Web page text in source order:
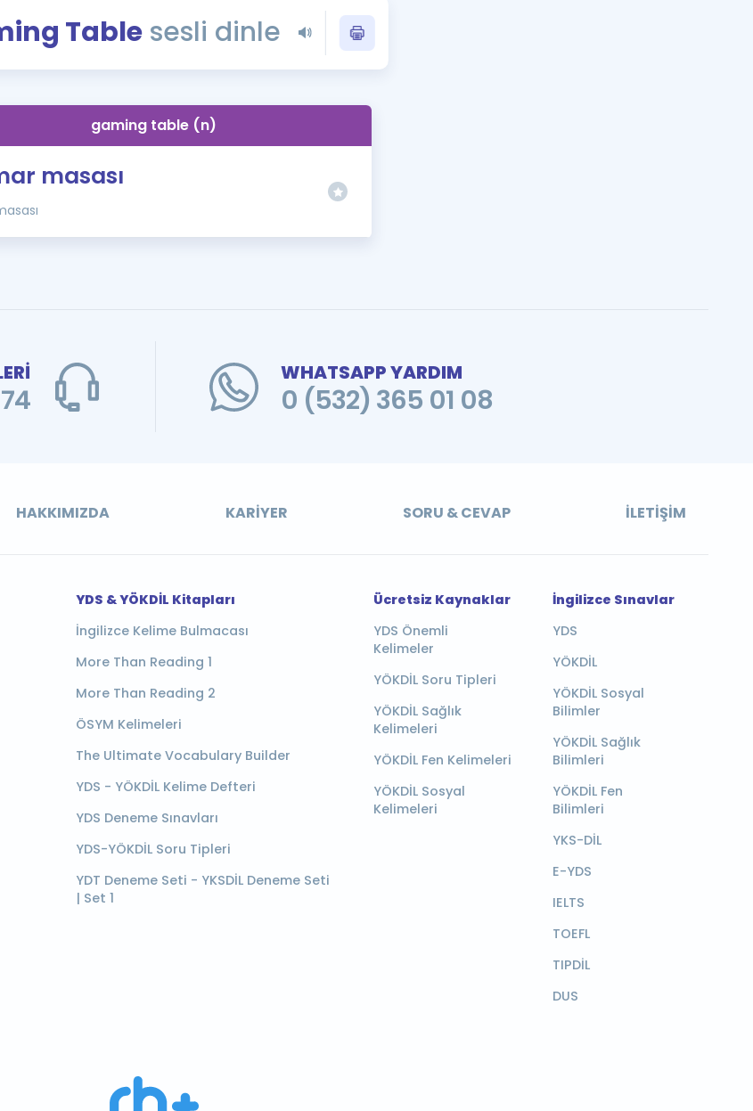
YDS - YÖKDİL Tüm Sınavlarla İlgili Haberler
İngilizce Gramer
İngilizce Gramer ve Konu Anlatımı
Tablesesli dinle
gaming table (n)
masası
WHATSAPP YARDIM
0 (532) 365 01 08
HAKKIMIZDA KARIYER SORU & CEVAP İLETIŞIM
YDS & YÖKDİL Kitapları
İngilizce Kelime Bulmacası
More Than Reading 1
More Than Reading 2
ÖSYM Kelimeleri
The Ultimate Vocabulary Builder
YDS - YÖKDİL Kelime Defteri
YDS Deneme Sınavları
YDS-YÖKDİL Soru Tipleri
YDT Deneme Seti - YKSDİL Deneme Seti
| Set 1
Ücretsiz Kaynaklar
YDS Önemli
Kelimeler
YÖKDİL Soru Tipleri
YÖKDİL Sağlık
Kelimeleri
YÖKDİL Fen Kelimeleri
YÖKDİL Sosyal
Kelimeleri
İngilizce Sınavlar
YDS
YÖKDİL
YÖKDİL Sosyal
Bilimler
YÖKDİL Sağlık
Bilimleri
YÖKDİL Fen
Bilimleri
YKS-DİL
E-YDS
IELTS
TOEFL
TIPDİL
DUS